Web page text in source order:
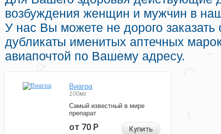
возбуждения женщин и мужчин в
У нас Вы можете не дорого
дубликаты именитых аптечных
авиапочтой по Вашему адресу.
Виагра
100мг
Самый известный в мире
препарат
от 70Р Купить